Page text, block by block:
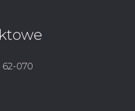
62-070